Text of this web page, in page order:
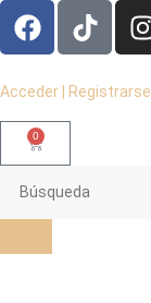
Acceder | Registrarse
0